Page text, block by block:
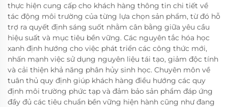
thực hiện cung cấp cho khách hàng thông tin chi tiết về
tác động môi trường của từng lựa chọn sản phẩm, từ đó hỗ
trợ ra quyết định sáng suốt nhằm cân bằng giữa yêu cầu
hiệu suất và mục tiêu bền vững. Các nguyên tắc hóa học
xanh định hướng cho việc phát triển các công thức mới,
nhấn mạnh việc sử dụng nguyên liệu tái tạo, giảm độc tính
và cải thiện khả năng phân hủy sinh học. Chuyên môn về
tuân thủ quy định giúp khách hàng điều hướng các quy
định môi trường phức tạp và đảm bảo sản phẩm đáp ứng
đầy đủ các tiêu chuẩn bền vững hiện hành cũng như đang